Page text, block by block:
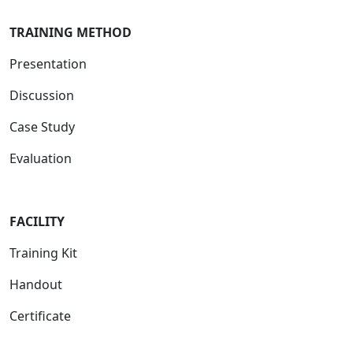
TRAINING METHOD
Presentation
Discussion
Case Study
Evaluation
FACILITY
Training Kit
Handout
Certificate